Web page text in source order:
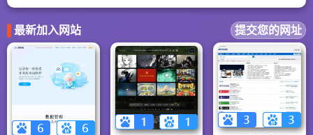
最新加入网站 提交您的网址